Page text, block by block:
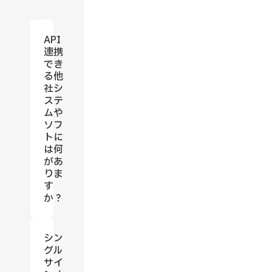
API
連携
でき
る他
社シ
ステ
ムや
ソフ
トに
は何
があ
りま
す
か？
シン
グル
サイ